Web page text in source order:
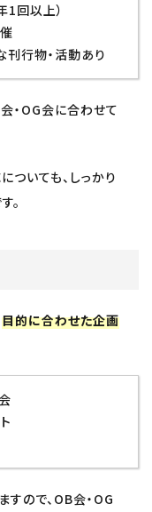
回以上）
行物・活動あり
・OG会に合わせて
ついても、しっかり
。
目的に合わせた企画
ので、OB会・OG